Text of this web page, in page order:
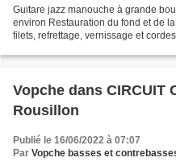
Guitare jazz manouche à grande
environ Restauration du fond et de
filets, refrettage, vernissage et cordes
Vopche dans CIRCUIT
Rousillon
Publié le 16/06/2022 à 07:07
Par Vopche basses et